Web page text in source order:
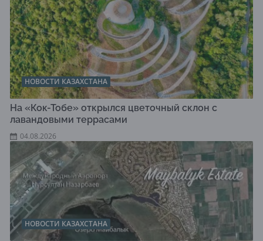
НОВОСТИ КАЗАХСТАНА
На «Кок-Тобе» открылся цветочный склон с
лавандовыми террасами
04.08.2026
НОВОСТИ КАЗАХСТАНА